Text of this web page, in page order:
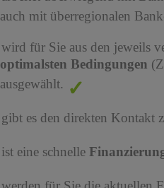
auch mit überregionalen
wird für Sie aus den jeweils
optimalsten Bedingungen
ausgewählt.
gibt es den direkten Kontakt
ist eine schnelle